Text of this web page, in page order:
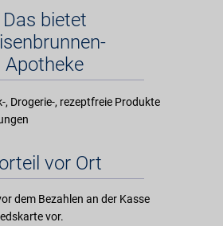
Das bietet
Apotheke
, Drogerie-, rezeptfreie Produkte
vor Ort
dem Bezahlen an der Kasse
vor.